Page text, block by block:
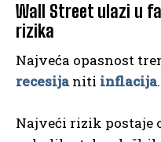
Wall Street ulazi u
rizika
Najveća opasnost
recesijaniti inflacija.
Najveći rizik postaje